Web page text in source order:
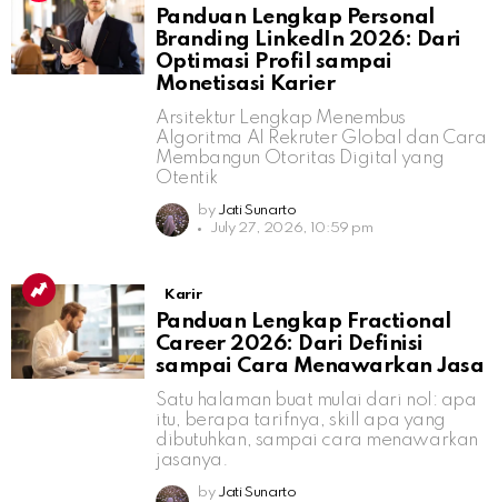
Panduan Lengkap Personal
Branding LinkedIn 2026: Dari
Optimasi Profil sampai
Monetisasi Karier
Arsitektur Lengkap Menembus
Algoritma AI Rekruter Global dan Cara
Membangun Otoritas Digital yang
Otentik
by Jati Sunarto
July 27, 2026, 10:59 pm
Karir
Panduan Lengkap Fractional
Career 2026: Dari Definisi
sampai Cara Menawarkan Jasa
Satu halaman buat mulai dari nol: apa
itu, berapa tarifnya, skill apa yang
dibutuhkan, sampai cara menawarkan
jasanya.
by Jati Sunarto